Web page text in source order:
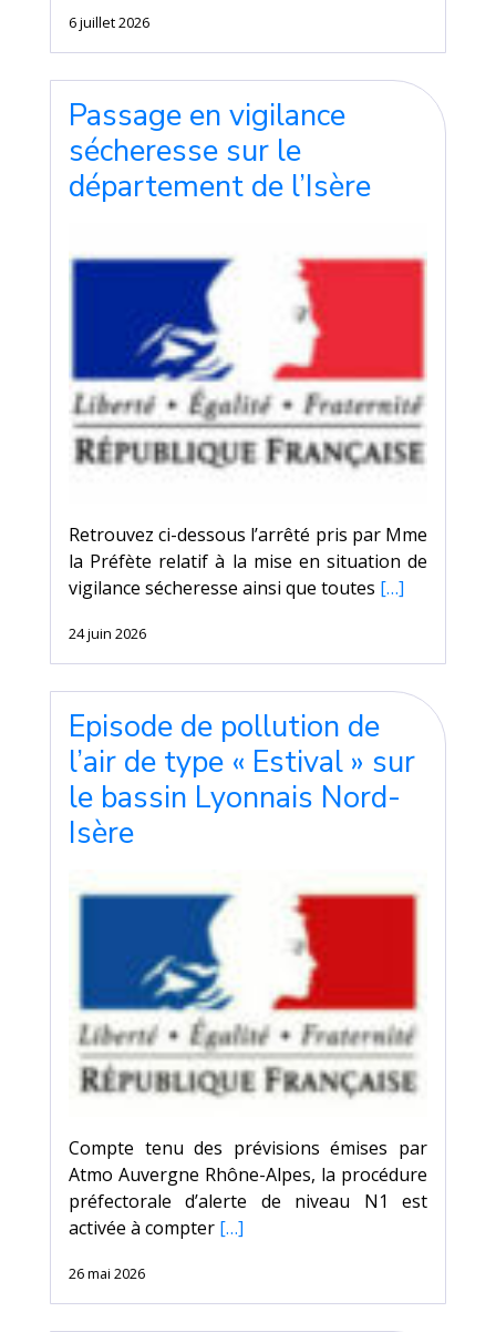
6 juillet 2026
Passage en vigilance
sécheresse sur le
département de l’Isère
Retrouvez ci-dessous l’arrêté pris par Mme
la Préfète relatif à la mise en situation de
vigilance sécheresse ainsi que toutes […]
24 juin 2026
Episode de pollution de
l’air de type « Estival » sur
le bassin Lyonnais Nord-
Isère
Compte tenu des prévisions émises par
Atmo Auvergne Rhône-Alpes, la procédure
préfectorale d’alerte de niveau N1 est
activée à compter […]
26 mai 2026